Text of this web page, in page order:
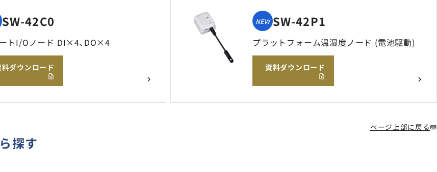
SW-42C0
トI/Oノード DI×4､DO×4
料ダウンロード
NEW SW-42P1
プラットフォーム温湿度ノード (電池駆動)
資料ダウンロード
ページ上部に戻る
探す